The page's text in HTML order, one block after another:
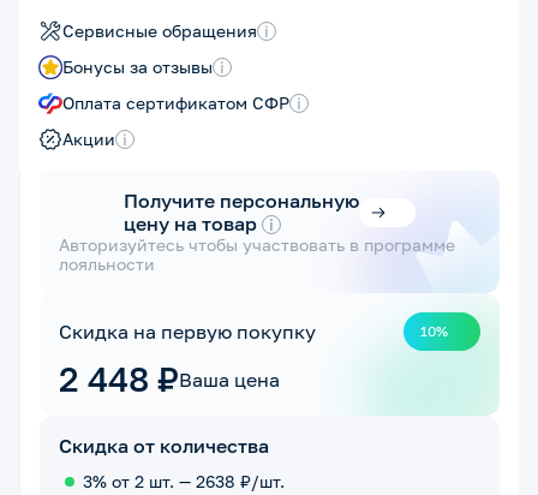
Сервисные обращения i
Бонусы за отзывы i
Оплата сертификатом СФР i
Акции i
Получите персональную
цену на товар i
Авторизуйтесь чтобы участвовать в программе
лояльности
Скидка на первую покупку 10%
2 448 ₽Ваша цена
Скидка от количества
3% от 2 шт. — 2638 ₽/шт.